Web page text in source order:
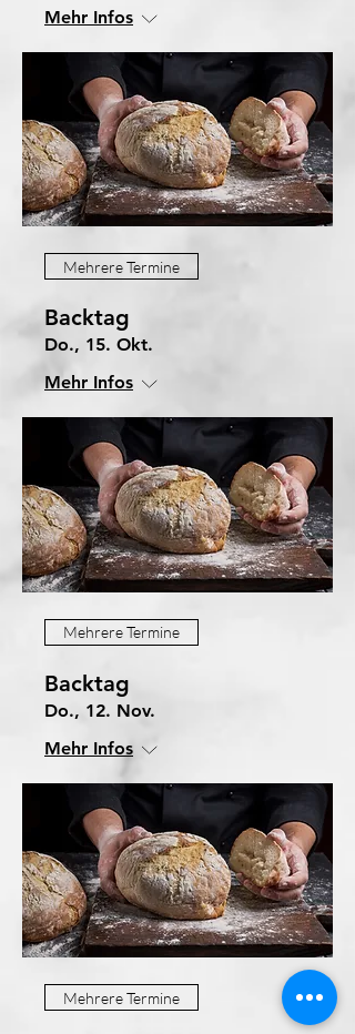
Mehr Infos
Mehrere Termine
Backtag
Do., 15. Okt.
Mehr Infos
Mehrere Termine
Backtag
Do., 12. Nov.
Mehr Infos
Mehrere Termine